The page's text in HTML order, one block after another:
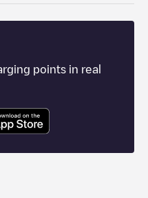
points in real